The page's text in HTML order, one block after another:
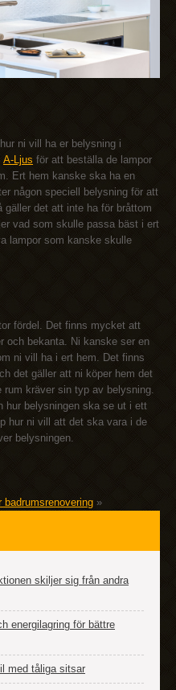
ni vill ha er belysning i
A-Ljus för att beställa de lampor
Ert hem kanske ska ha en
någon speciell belysning för att
det att inte ha för bråttom
vad som skulle passa bäst i ert
lampor som kanske skulle
fördel. Det finns mycket att
och bekanta. Ni kanske ser en
ni vill ha i ert hem. Det finns
det gäller att ni köper hem det
kräver sin typ av belysning.
hur belysningen ska se ut i ett
hur ni vill att det ska vara i de
belysningen.
badrumsrenovering »
skiljer sig från andra
energilagring för bättre
med tåliga sitsar